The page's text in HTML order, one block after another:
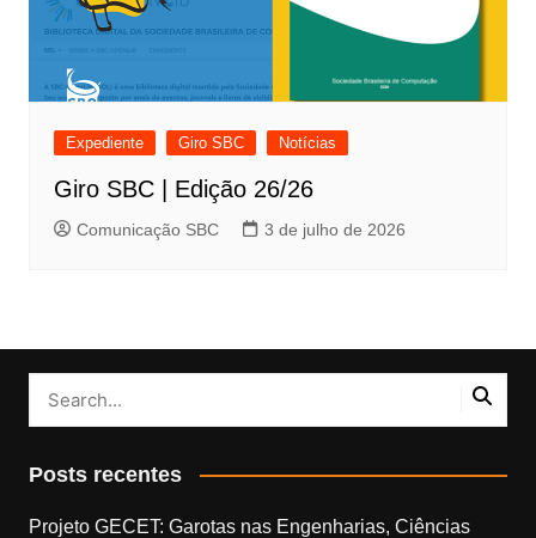
Expediente Giro SBC Notícias
Giro SBC | Edição 26/26
Comunicação SBC 3 de julho de 2026
Posts recentes
Projeto GECET: Garotas nas Engenharias, Ciências